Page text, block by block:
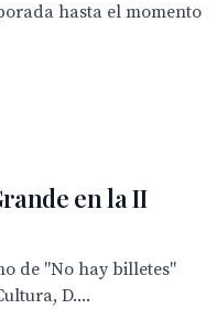
hasta el momento
en la II
de "No hay billetes"
D....